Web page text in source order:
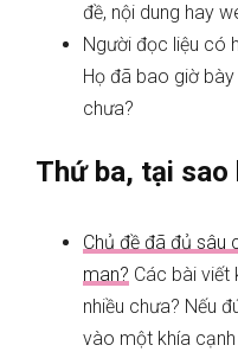
đề, nội dung hay
Người đọc liệu có
Họ đã bao giờ
chưa?
Thứ ba, tại sao
Chủ đề đã đủ sâu
man? Các bài viết
nhiều chưa? Nếu
vào một khía